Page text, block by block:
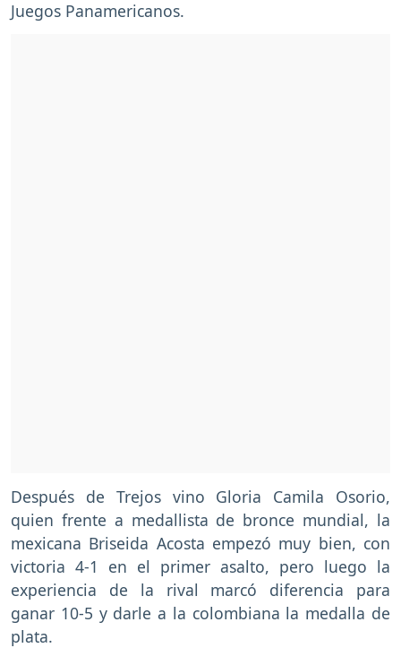
Juegos Panamericanos.
Después de Trejos vino Gloria Camila Osorio,
quien frente a medallista de bronce mundial, la
mexicana Briseida Acosta empezó muy bien, con
victoria 4-1 en el primer asalto, pero luego la
experiencia de la rival marcó diferencia para
ganar 10-5 y darle a la colombiana la medalla de
plata.